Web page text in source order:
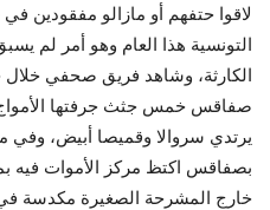
لاقوا حتفهم أو مازالو مفقودين
التونسية هذا العام وهو أمر لم
الكارثة، وشاهد فريق صحفي
صفاقس خمس جثث جرفتها الأمواج
يرتدي سروالا وقميصا أبيض، وفي
خارج المشرحة الصغيرة مكدسة